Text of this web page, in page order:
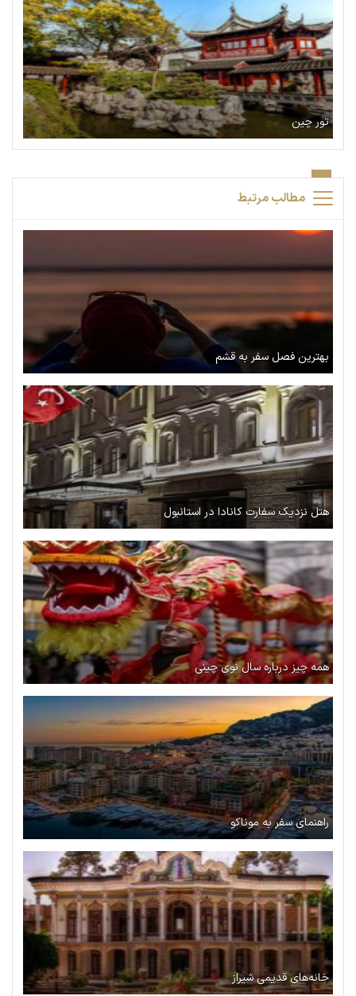
تور چین
مطالب مرتبط
بهترین فصل سفر به قشم
هتل نزدیک سفارت کانادا در استانبول
همه چیز درباره سال نوی چینی
راهنمای سفر به موناکو
خانه‌های قدیمی شیراز